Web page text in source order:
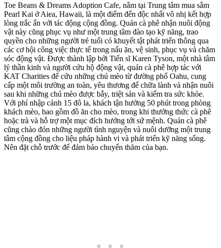
Toe Beans & Dreams Adoption Cafe, nằm tại Trung tâm mua sắm
Pearl Kai ở Aiea, Hawaii, là một điểm đến độc nhất vô nhị kết hợp
lòng trắc ẩn với tác động cộng đồng. Quán cà phê nhận nuôi động
vật này cũng phục vụ như một trung tâm đào tạo kỹ năng, trao
quyền cho những người trẻ tuổi có khuyết tật phát triển thông qua
các cơ hội công việc thực tế trong nấu ăn, vệ sinh, phục vụ và chăm
sóc động vật. Được thành lập bởi Tiến sĩ Karen Tyson, một nhà tâm
lý thần kinh và người cứu hộ động vật, quán cà phê hợp tác với
KAT Charities để cứu những chú mèo từ đường phố Oahu, cung
cấp một môi trường an toàn, yêu thương để chữa lành và nhận nuôi
sau khi những chú mèo được bẫy, triệt sản và kiểm tra sức khỏe.
Với phí nhập cảnh 15 đô la, khách tận hưởng 50 phút trong phòng
khách mèo, bao gồm đồ ăn cho mèo, trong khi thưởng thức cà phê
hoặc trà và hỗ trợ một mục đích hướng tới sứ mệnh. Quán cà phê
cũng chào đón những người tình nguyện và nuôi dưỡng một trung
tâm cộng đồng cho liệu pháp hành vi và phát triển kỹ năng sống.
Nên đặt chỗ trước để đảm bảo chuyến thăm của bạn.